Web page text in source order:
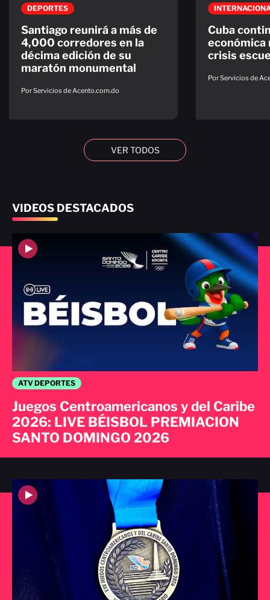
DEPORTES
Santiago reunirá a más de
4,000 corredores en la
décima edición de su
maratón monumental
Por Servicios de Acento.com.do
Cuba
económica
crisis
Por Servicios de
VER TODOS
VIDEOS DESTACADOS
ATV DEPORTES
Juegos Centroamericanos y del Caribe
2026: LIVE BÉISBOL PREMIACION
SANTO DOMINGO 2026